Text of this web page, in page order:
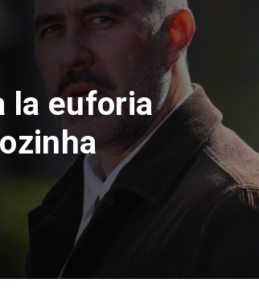
la euforia